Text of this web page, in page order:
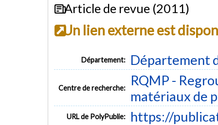
Article de revue (2011)
Un lien externe est
Département: Département
Centre de recherche:
RQMP -
matériaux de
URL de PolyPublie: https://